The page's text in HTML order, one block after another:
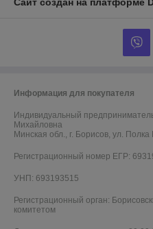
Информация для покупателя
Индивидуальный
Михайловна
Минская обл., г. Борисов, ул.
Регистрационный номер ЕГР:
УНП: 693193515
Регистрационный орган:
комитетом